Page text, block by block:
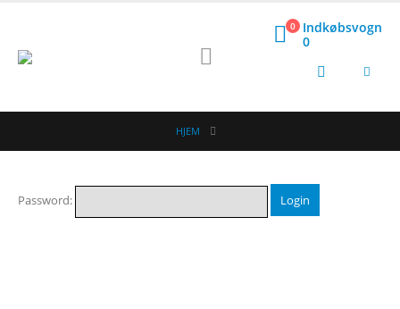
0
Indkøbsvogn
0
HJEM
Password: